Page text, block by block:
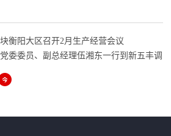
衡阳大区召开2月生产经营会议
委委员、副总经理伍湘东一行到新五丰调